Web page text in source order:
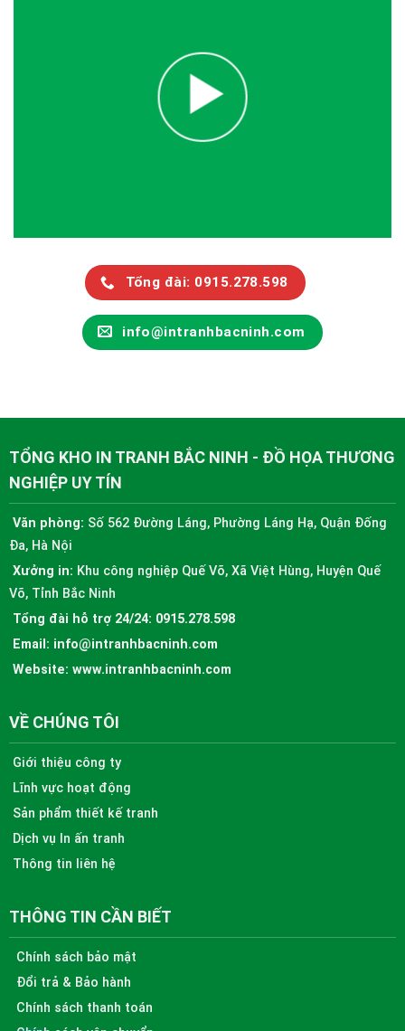
Tổng đài: 0915.278.598
info@intranhbacninh.com
TỔNG KHO IN TRANH BẮC NINH - ĐỒ HỌA THƯƠNG
NGHIỆP UY TÍN
Văn phòng: Số 562 Đường Láng, Phường Láng Hạ, Quận Đống
Đa, Hà Nội
Xưởng in: Khu công nghiệp Quế Võ, Xã Việt Hùng, Huyện Quế
Võ, Tỉnh Bắc Ninh
Tổng đài hỗ trợ 24/24: 0915.278.598
Email: info@intranhbacninh.com
Website: www.intranhbacninh.com
VỀ CHÚNG TÔI
Giới thiệu công ty
Lĩnh vực hoạt động
Sản phẩm thiết kế tranh
Dịch vụ In ấn tranh
Thông tin liên hệ
THÔNG TIN CẦN BIẾT
Chính sách bảo mật
Đổi trả & Bảo hành
Chính sách thanh toán